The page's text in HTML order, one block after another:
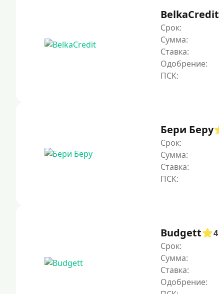
BelkaCredit
Срок:
Сумма:
Ставка:
Одобрение:
Бери Беру
Срок:
Сумма:
Ставка:
Budgett
4
Срок:
Сумма:
Ставка:
Одобрение: